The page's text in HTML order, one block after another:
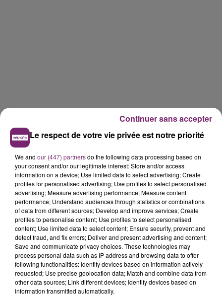
La Bulle - Guinguette éphémère
de Frelinghien !
Le respect de votre vie privée est notre priorité
We and our (447) partnersdo the following data processing based on
your consent and/or our legitimate interest: Store and/or access
information on a device; Use limited data to select advertising; Create
profiles for personalised advertising; Use profiles to select personalised
advertising; Measure advertising performance; Measure content
performance; Understand audiences through statistics or combinations
of data from different sources; Develop and improve services; Create
profiles to personalise content; Use profiles to select personalised
content; Use limited data to select content; Ensure security, prevent and
detect fraud, and fix errors; Deliver and present advertising and content;
Save and communicate privacy choices. These technologies may
process personal data such as IP address and browsing data to offer
following functionalities: Identify devices based on information actively
requested; Use precise geolocation data; Match and combine data from
other data sources; Link different devices; Identify devices based on
information transmitted automatically.
Continuer sans accepter